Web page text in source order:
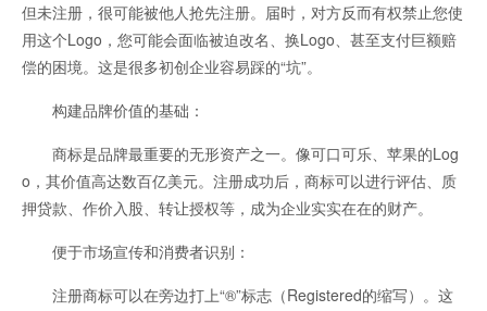
但未注册，很可能被他人抢先注册。届时，对方反而有权禁止您使
用这个Logo，您可能会面临被迫改名、换Logo、甚至支付巨额赔
偿的困境。这是很多初创企业容易踩的“坑”。
构建品牌价值的基础：
商标是品牌最重要的无形资产之一。像可口可乐、苹果的Log
o，其价值高达数百亿美元。注册成功后，商标可以进行评估、质
押贷款、作价入股、转让授权等，成为企业实实在在的财产。
便于市场宣传和消费者识别：
注册商标可以在旁边打上“®”标志（Registered的缩写）。这